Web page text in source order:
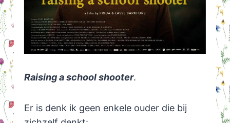
Raising a school shooter.
Er is denk ik geen enkele ouder die bij